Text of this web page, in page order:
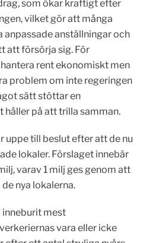
som ökar kraftigt efter
vilket gör att många
anpassade anställningar och
att försörja sig. För
rent ekonomiskt men
problem om inte regeringen
sätt stöttar en
på att trilla samman.
uppe till beslut efter att de nu
lokaler. Förslaget innebär
varav 1 milj ges genom att
nya lokalerna.
inneburit mest
vara eller icke